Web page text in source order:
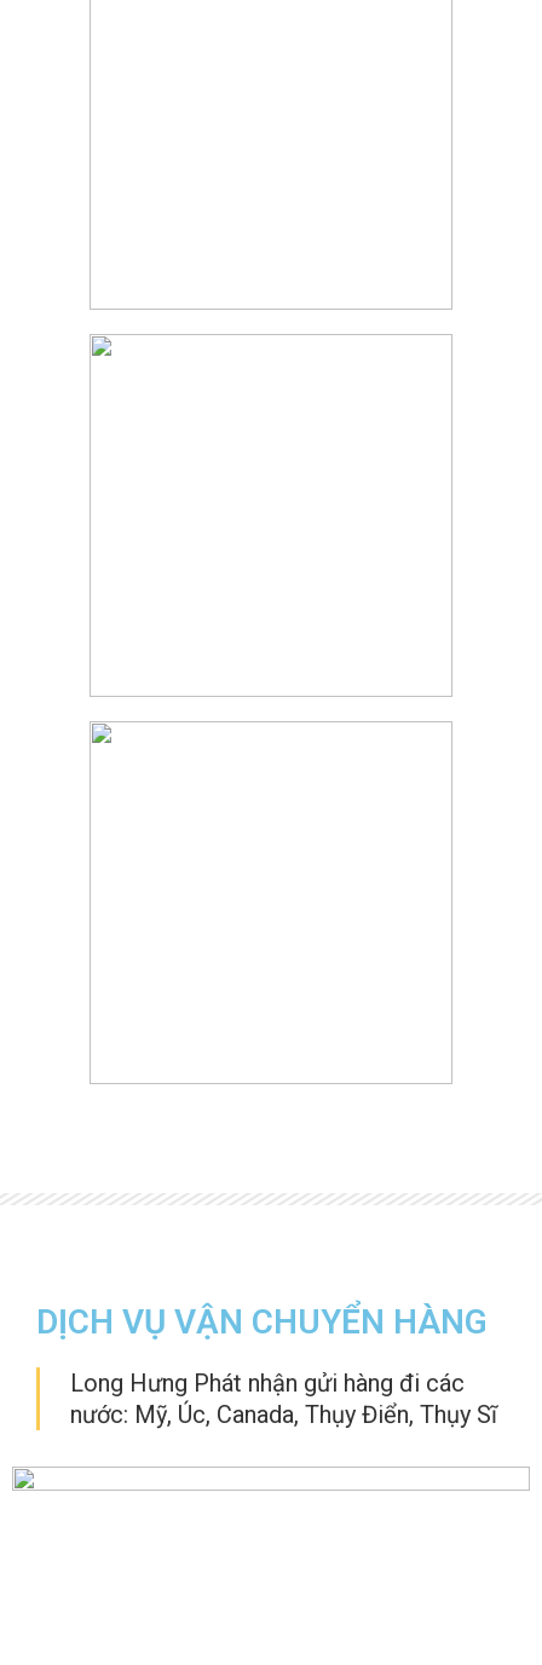
DỊCH VỤ VẬN CHUYỂN HÀNG
Long Hưng Phát nhận gửi hàng đi các
nước: Mỹ, Úc, Canada, Thụy Điển, Thụy Sĩ